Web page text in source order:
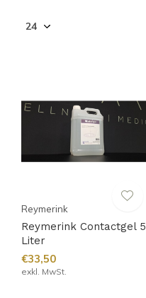
Reymerink
Reymerink Contactgel 5
Liter
€33,50
exkl. MwSt.